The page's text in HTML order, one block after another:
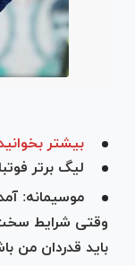
بیشتر
لیگ برتر
موسیمانه:
وقتی شرایط
باید قدردان من